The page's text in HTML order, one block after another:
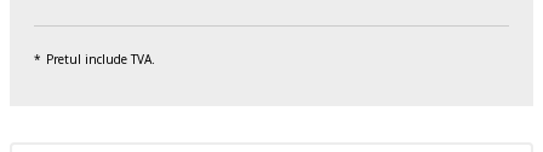
Pretul include TVA.